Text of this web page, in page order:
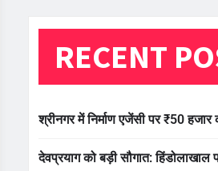
RECENT
श्रीनगर में निर्माण एजेंसी पर ₹50 हजार
देवप्रयाग को बड़ी सौगात: